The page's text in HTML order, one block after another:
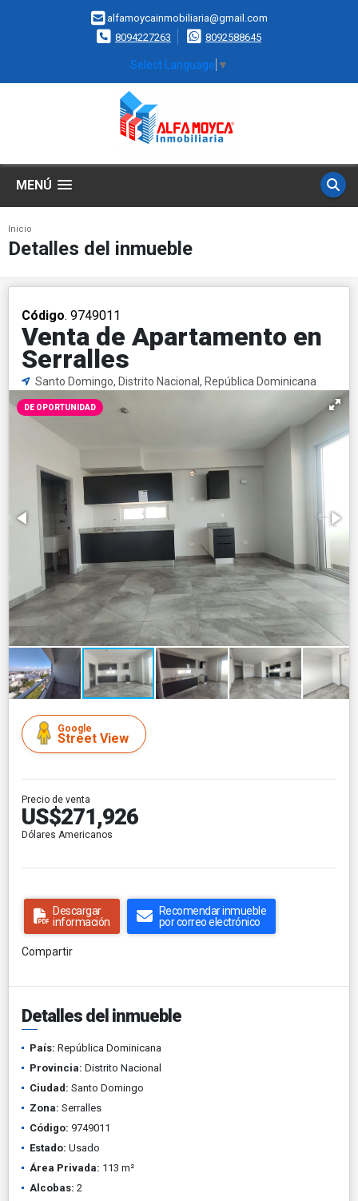
alfamoycainmobiliaria@gmail.com
8094227263
8092588645
Select Language ▼
MENÚ
Inicio
Detalles del inmueble
Código. 9749011
Venta de Apartamento en
Serralles
Santo Domingo, Distrito Nacional, República Dominicana
DE OPORTUNIDAD
Google
Street View
Precio de venta
US$271,926
Dólares Americanos
Descargar
información
Recomendar inmueble
por correo electrónico
Compartir
Detalles del inmueble
País: República Dominicana
Provincia: Distrito Nacional
Ciudad: Santo Domingo
Zona: Serralles
Código: 9749011
Estado: Usado
Área Privada: 113 m²
Alcobas: 2